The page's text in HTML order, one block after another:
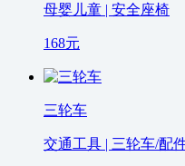
母婴儿童 | 安全座椅
168元
三轮车
交通工具 | 三轮车/配